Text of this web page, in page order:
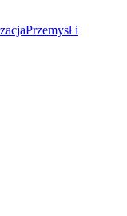
Przemysł i